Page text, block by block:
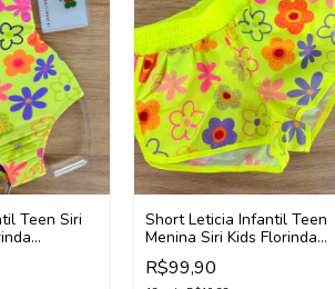
Teen Siri
Short Leticia Infantil Teen
Menina Siri Kids Florinda
43062 (Amarelo Neon)
R$99,90